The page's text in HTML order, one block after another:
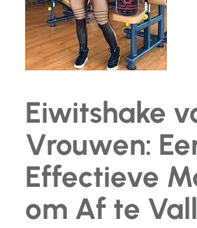
Eiwitshake
Vrouwen:
Effectieve
om Af te